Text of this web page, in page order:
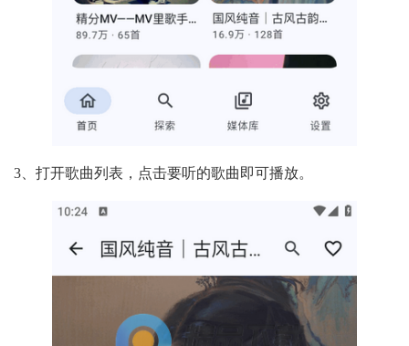
3、打开歌曲列表，点击要听的歌曲即可播放。